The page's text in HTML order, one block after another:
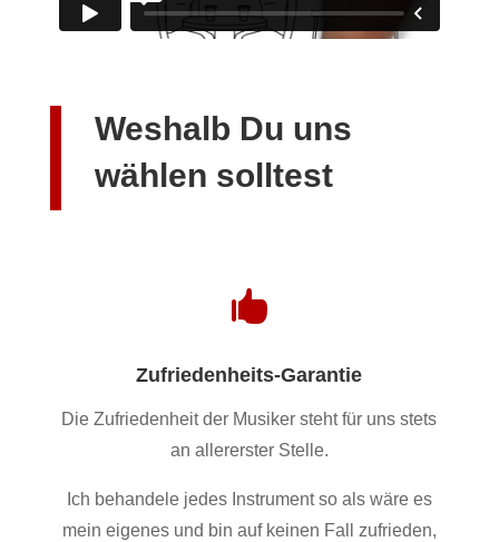
Weshalb Du uns
wählen solltest

Zufriedenheits-Garantie
Die Zufriedenheit der Musiker steht für uns stets
an allererster Stelle.
Ich behandele jedes Instrument so als wäre es
mein eigenes und bin auf keinen Fall zufrieden,